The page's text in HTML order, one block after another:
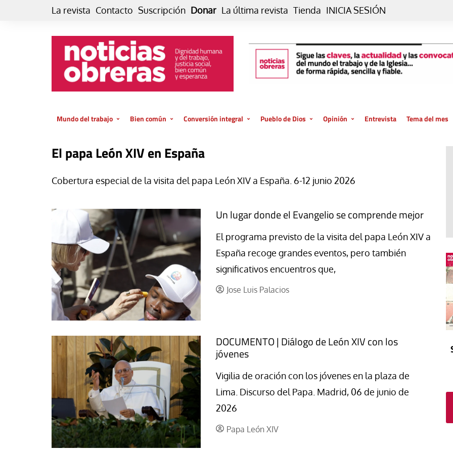
La revista Contacto Suscripción Donar La última revista Tienda INICIA SESIÓN
Mundo del trabajo
El trabajo es para la vida
GlobalizAcción
Laboral
La mundialización
El amor en el mundo
Los empobrecidos por el
mundo
Radio — Mundo obrero hoy
Vidas precarias
Bien común
Economía
Conversión integral
de vida… es posible
Experiencia
Libro
Cine
Dos minutos
Aplicaciones
Música
Poesía
Pueblo de Dios
Vaticano
El Evangelio en tu vida
Opinión
Blog Eutopía
Blog Desde mi azotea
recogiendo humanidad
Entrevista Tema del mes
El papa León XIV en España
Cobertura especial de la visita del papa León XIV a España. 6-12 junio 2026
Un lugar donde el Evangelio se comprende mejor
El programa previsto de la visita del papa León XIV a
España recoge grandes eventos, pero también
significativos encuentros que,
Jose Luis Palacios
DOCUMENTO | Diálogo de León XIV con los
jóvenes
Vigilia de oración con los jóvenes en la plaza de
Lima. Discurso del Papa. Madrid, 06 de junio de
2026
Papa León XIV